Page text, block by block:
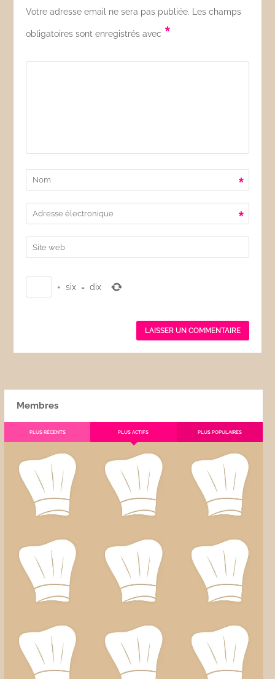
Votre adresse email ne sera pas publiée. Les champs
obligatoires sont enregistrés avec *
*
*
+ six = dix
Membres
PLUS RÉCENTS PLUS ACTIFS PLUS POPULAIRES